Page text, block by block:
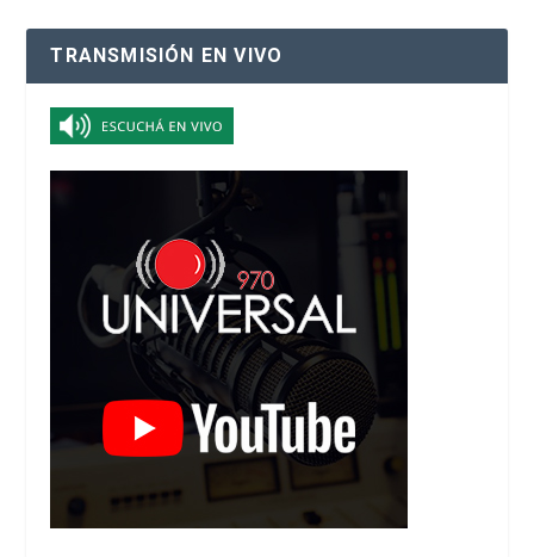
TRANSMISIÓN EN VIVO